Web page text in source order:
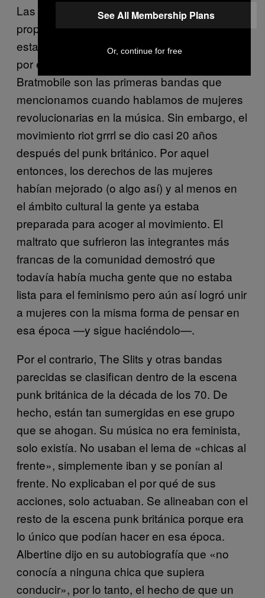
Las riot grrrls no se avergonzaban de sus
propósitos, gritaban su postura política y
estaban decididas a cumplir sus metas. Es
por eso que Bikini Kill, Sleater-Kinney y
Bratmobile son las primeras bandas que
mencionamos cuando hablamos de mujeres
revolucionarias en la música. Sin embargo, el
movimiento riot grrrl se dio casi 20 años
después del punk británico. Por aquel
entonces, los derechos de las mujeres
habían mejorado (o algo así) y al menos en
el ámbito cultural la gente ya estaba
preparada para acoger al movimiento. El
maltrato que sufrieron las integrantes más
francas de la comunidad demostró que
todavía había mucha gente que no estaba
lista para el feminismo pero aún así logró unir
a mujeres con la misma forma de pensar en
esa época —y sigue haciéndolo—.
Por el contrario, The Slits y otras bandas
parecidas se clasifican dentro de la escena
punk británica de la década de los 70. De
hecho, están tan sumergidas en ese grupo
que se ahogan. Su música no era feminista,
solo existía. No usaban el lema de «chicas al
frente», simplemente iban y se ponían al
frente. No explicaban el por qué de sus
acciones, solo actuaban. Se alineaban con el
resto de la escena punk británica porque era
lo único que podían hacer en esa época.
Albertine dijo en su autobiografía que «no
conocía a ninguna chica que supiera
conducir», por lo tanto, el hecho de que un
See All Membership Plans
Or, continue for free